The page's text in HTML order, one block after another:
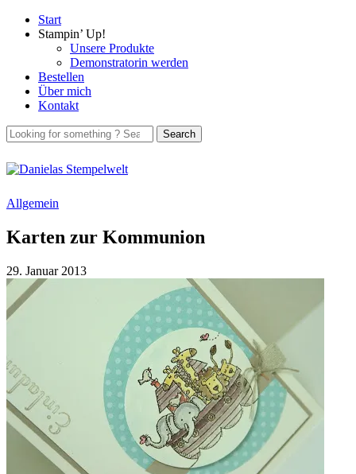
Start
Stampin’ Up!
Unsere Produkte
Demonstratorin werden
Bestellen
Über mich
Kontakt
Allgemein
Karten zur Kommunion
29. Januar 2013